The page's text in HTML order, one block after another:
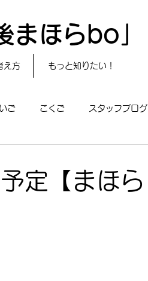
まほらbo」
え方 もっと知りたい！
ご こくご スタッフブログ
定【まほら